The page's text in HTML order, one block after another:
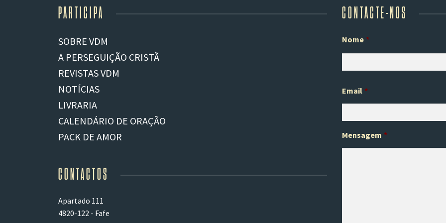
PARTICIPA
SOBRE VDM
A PERSEGUIÇÃO CRISTÃ
REVISTAS VDM
NOTÍCIAS
LIVRARIA
CALENDÁRIO DE ORAÇÃO
PACK DE AMOR
CONTACTOS
Apartado 111
4820-122 - Fafe
CONTACTE-NOS
Nome *
Email *
Mensagem *